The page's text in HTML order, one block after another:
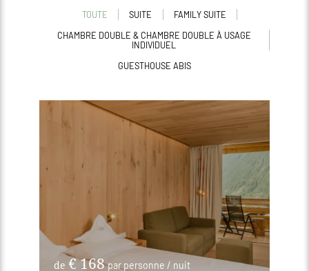
TOUTE SUITE
FAMILY SUITE
CHAMBRE DOUBLE & CHAMBRE DOUBLE À USAGE
INDIVIDUEL
GUESTHOUSE ABIS
de € 168 par personne / nuit